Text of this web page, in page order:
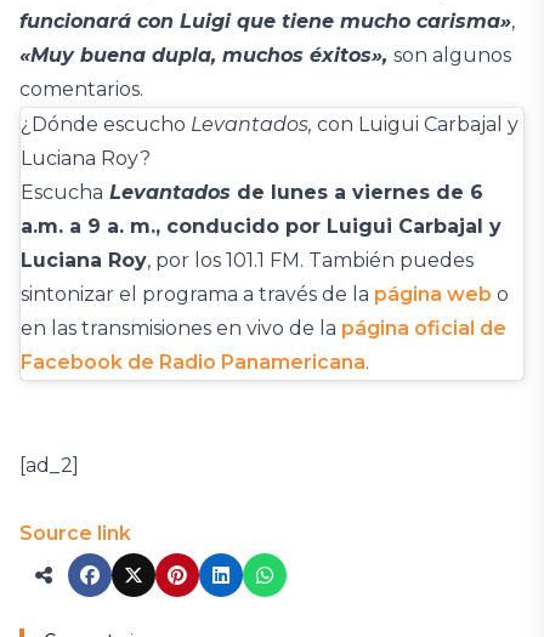
funcionará con Luigi que tiene mucho carisma»,
«Muy buena dupla, muchos éxitos», son algunos
comentarios.
¿Dónde escucho Levantados, con Luigui Carbajal y
Luciana Roy?
Escucha Levantados de lunes a viernes de 6
a.m. a 9 a. m., conducido por Luigui Carbajal y
Luciana Roy, por los 101.1 FM. También puedes
sintonizar el programa a través de la página web o
en las transmisiones en vivo de la página oficial de
Facebook de Radio Panamericana.
[ad_2]
Source link